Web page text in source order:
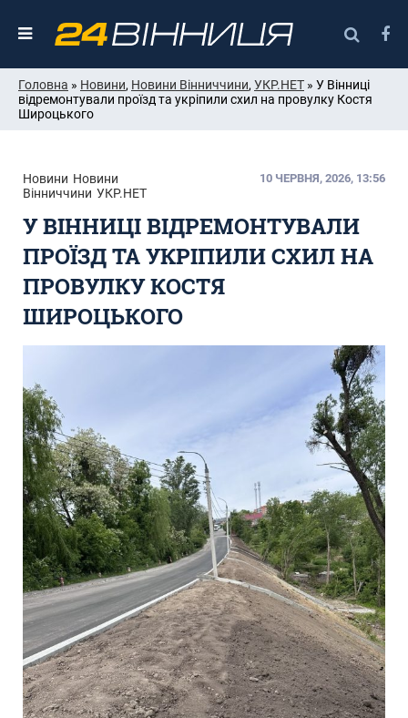
Головна » Новини, Новини Вінниччини, УКР.НЕТ » У Вінниці
відремонтували проїзд та укріпили схил на провулку Костя
Широцького
Новини Новини
Вінниччини УКР.НЕТ
10 ЧЕРВНЯ, 2026, 13:56
У ВІННИЦІ ВІДРЕМОНТУВАЛИ
ПРОЇЗД ТА УКРІПИЛИ СХИЛ НА
ПРОВУЛКУ КОСТЯ
ШИРОЦЬКОГО